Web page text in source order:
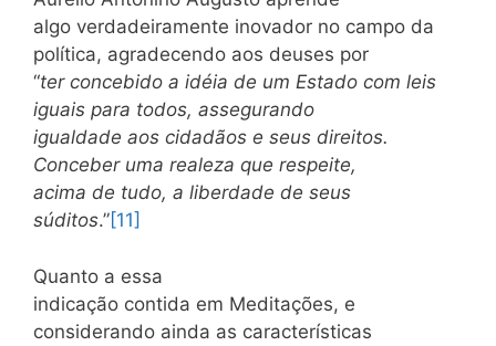
algo verdadeiramente inovador no campo da
política, agradecendo aos deuses por
“ter concebido a idéia de um Estado com leis
iguais para todos, assegurando
igualdade aos cidadãos e seus direitos.
Conceber uma realeza que respeite,
acima de tudo, a liberdade de seus
súditos.”[11]
Quanto a essa
indicação contida em Meditações, e
considerando ainda as características